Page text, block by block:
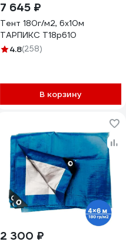
7 645 ₽
Тент 180г/м2, 6х10м
ТАРПИКС Т18р610
4.8(258)
В корзину
2 300 ₽